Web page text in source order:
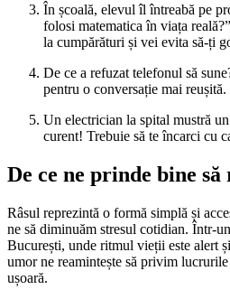
În școală, elevul îl întreabă pe
folosi matematica în viața
la cumpărături și vei evita să-ți
De ce a refuzat telefonul să
pentru o conversație mai reușită.
Un electrician la spital mustră
curent! Trebuie să te încarci cu
De ce ne prinde bine să
Râsul reprezintă o formă simplă și
ne să diminuăm stresul cotidian. Într-
București, unde ritmul vieții este alert
umor ne reamintește să privim
ușoară.